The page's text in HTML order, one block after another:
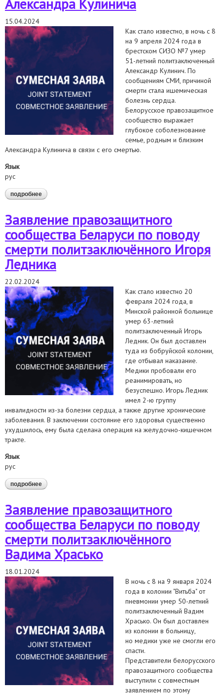
Александра Кулинича
15.04.2024
Как стало известно, в ночь с 8
на 9 апреля 2024 года в
брестском СИЗО №7 умер
51-летний политзаключенный
Александр Кулинич. По
сообщениям СМИ, причиной
смерти стала ишемическая
болезнь сердца.
Белорусское правозащитное
сообщество выражает
глубокое соболезнование
семье, родным и близким
Александра Кулинича в связи с его смертью.
Язык
рус
подробнее о заявление правозащитного сообщества беларуси по
поводу смерти политзаключенного александра кулинича
Заявление правозащитного
сообщества Беларуси по поводу
смерти политзаключённого Игоря
Ледника
22.02.2024
Как стало известно 20
февраля 2024 года, в
Минской районной больнице
умер 63-летний
политзаключенный Игорь
Ледник. Он был доставлен
туда из бобруйской колонии,
где отбывал наказание.
Медики пробовали его
реанимировать, но
безуспешно. Игорь Ледник
имел 2-ю группу
инвалидности из-за болезни сердца, а также другие хронические
заболевания. В заключении состояние его здоровья существенно
ухудшилось, ему была сделана операция на желудочно-кишечном
тракте.
Язык
рус
подробнее о заявление правозащитного сообщества беларуси по
поводу смерти политзаключённого игоря ледника
Заявление правозащитного
сообщества Беларуси по поводу
смерти политзаключённого
Вадима Храсько
18.01.2024
В ночь с 8 на 9 января 2024
года в колонии "Витьба" от
пневмонии умер 50-летний
политзаключенный Вадим
Храсько. Он был доставлен
из колонии в больницу,
но медики уже не смогли его
спасти.
Представители белорусского
правозащитного сообщества
выступили с совместным
заявлением по этому